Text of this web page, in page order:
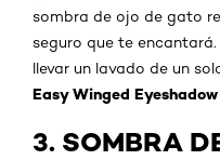
sombra de ojo de gato
seguro que te
llevar un lavado de un
Easy Winged
3. SOMBRA